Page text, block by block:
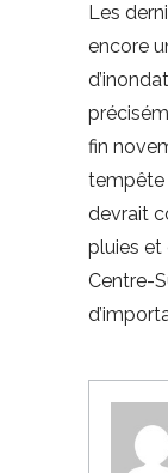
Les
encore
fin
tempête
devrait
pluies et
Centre-